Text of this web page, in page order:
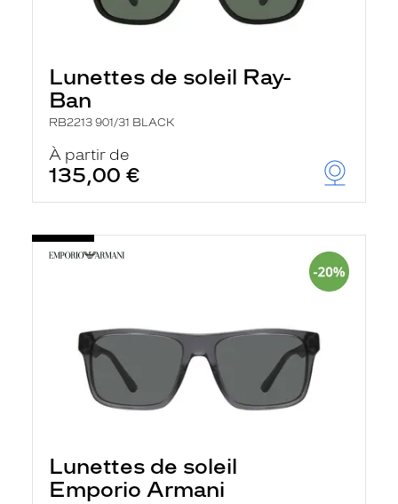
Lunettes de soleil Ray-
Ban
RB2213 901/31 BLACK
À partir de
135,00 €
Lunettes de soleil
Emporio Armani